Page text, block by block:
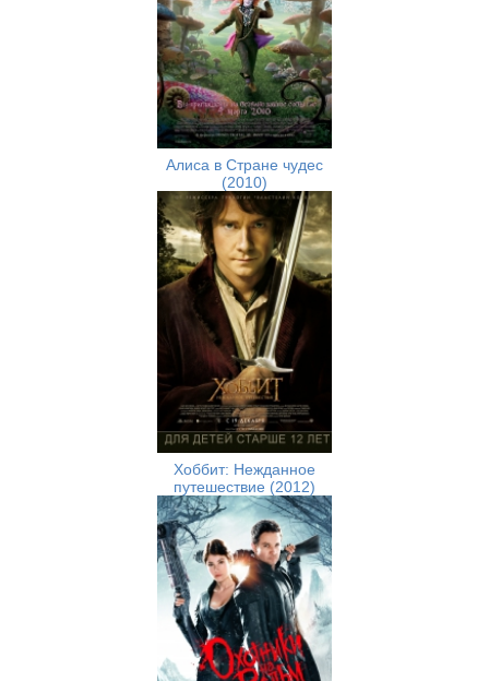
Алиса в Стране чудес
(2010)
Хоббит: Нежданное
путешествие (2012)